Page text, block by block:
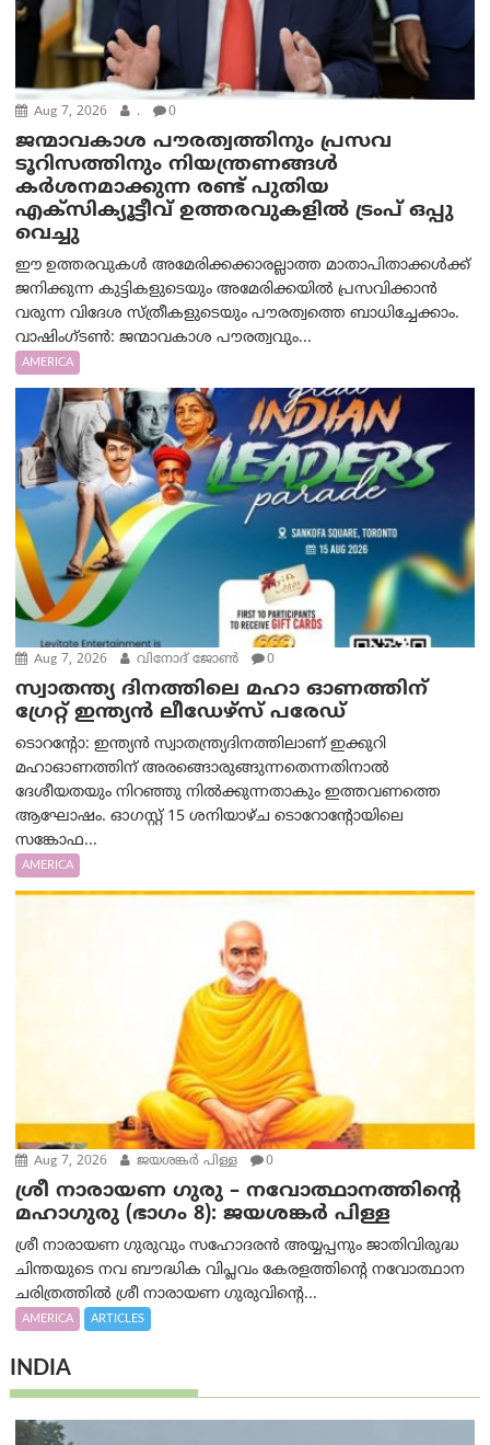
Aug 7, 2026 . 0
ജന്മാവകാശ പൗരത്വത്തിനും പ്രസവ
ടൂറിസത്തിനും നിയന്ത്രണങ്ങൾ
കർശനമാക്കുന്ന രണ്ട് പുതിയ
എക്സിക്യൂട്ടീവ് ഉത്തരവുകളിൽ ട്രംപ് ഒപ്പു
വെച്ചു
ഈ ഉത്തരവുകൾ അമേരിക്കക്കാരല്ലാത്ത മാതാപിതാക്കൾക്ക്
ജനിക്കുന്ന കുട്ടികളുടെയും അമേരിക്കയിൽ പ്രസവിക്കാൻ
വരുന്ന വിദേശ സ്ത്രീകളുടെയും പൗരത്വത്തെ ബാധിച്ചേക്കാം.
വാഷിംഗ്ടണ്‍: ജന്മാവകാശ പൗരത്വവും...
AMERICA
Aug 7, 2026 വിനോദ് ജോൺ 0
സ്വാതന്ത്യ ദിനത്തിലെ മഹാ ഓണത്തിന്
ഗ്രേറ്റ് ഇന്ത്യൻ ലീഡേഴ്സ് പരേഡ്
ടൊറന്റോ: ഇന്ത്യൻ സ്വാതന്ത്ര്യദിനത്തിലാണ് ഇക്കുറി
മഹാഓണത്തിന് അരങ്ങൊരുങ്ങുന്നതെന്നതിനാൽ
ദേശീയതയും നിറഞ്ഞു നിൽക്കുന്നതാകും ഇത്തവണത്തെ
ആഘോഷം. ഓഗസ്റ്റ് 15 ശനിയാഴ്ച ടൊറോന്റോയിലെ
സങ്കോഫ...
AMERICA
Aug 7, 2026 ജയശങ്കര്‍ പിള്ള 0
ശ്രീ നാരായണ ഗുരു – നവോത്ഥാനത്തിന്റെ
മഹാഗുരു (ഭാഗം 8): ജയശങ്കര്‍ പിള്ള
ശ്രീ നാരായണ ഗുരുവും സഹോദരൻ അയ്യപ്പനും ജാതിവിരുദ്ധ
ചിന്തയുടെ നവ ബൗദ്ധിക വിപ്ലവം കേരളത്തിന്റെ നവോത്ഥാന
ചരിത്രത്തിൽ ശ്രീ നാരായണ ഗുരുവിന്റെ...
AMERICA ARTICLES
INDIA